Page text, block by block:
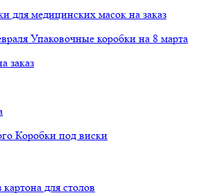
для медицинских масок на заказ
Упаковочные коробки на 8 марта
заказ
Коробки под виски
для столов